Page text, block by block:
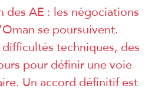
des AE : les négociations
se poursuivent.
techniques, des
pour définir une voie
Un accord définitif est